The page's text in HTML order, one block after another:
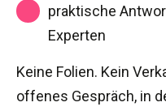
praktische
Experten
Keine Folien. Kein
offenes Gespräch, in